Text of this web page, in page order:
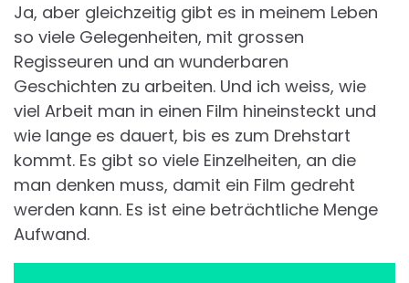
Ja, aber gleichzeitig gibt es in meinem Leben
so viele Gelegenheiten, mit grossen
Regisseuren und an wunderbaren
Geschichten zu arbeiten. Und ich weiss, wie
viel Arbeit man in einen Film hineinsteckt und
wie lange es dauert, bis es zum Drehstart
kommt. Es gibt so viele Einzelheiten, an die
man denken muss, damit ein Film gedreht
werden kann. Es ist eine beträchtliche Menge
Aufwand.